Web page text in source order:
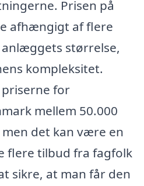
Prisen på
afhængigt af flere
størrelse,
kompleksitet.
for
mellem 50.000
det kan være en
flere tilbud fra fagfolk
sikre, at man får den